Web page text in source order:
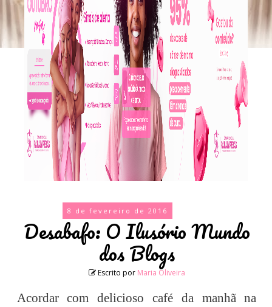
8 de fevereiro de 2016
Desabafo: O Ilusório Mundo
dos Blogs
Escrito por Maria Oliveira
Acordar com delicioso café da manhã na